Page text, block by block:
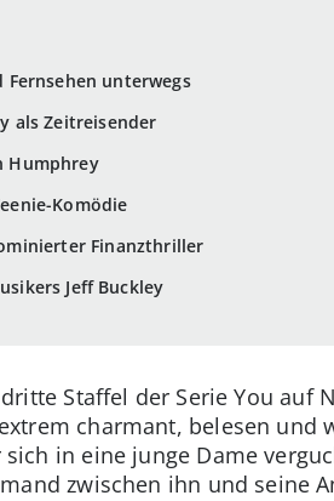
Fernsehen unterwegs
als Zeitreisender
Humphrey
Komödie
Finanzthriller
Jeff Buckley
Staffel der Serie You auf
charmant, belesen und
in eine junge Dame
zwischen ihn und seine